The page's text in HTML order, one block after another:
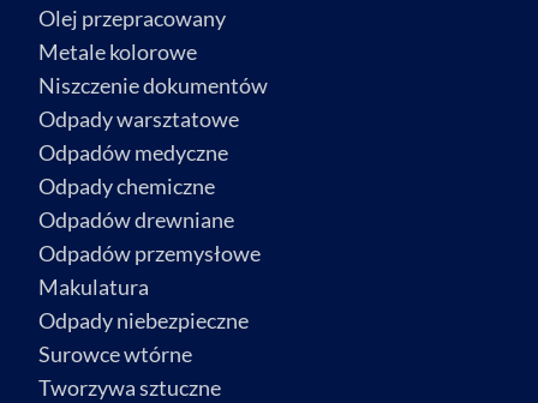
Olej przepracowany
Metale kolorowe
Niszczenie dokumentów
Odpady warsztatowe
Odpadów medyczne
Odpady chemiczne
Odpadów drewniane
Odpadów przemysłowe
Makulatura
Odpady niebezpieczne
Surowce wtórne
Tworzywa sztuczne